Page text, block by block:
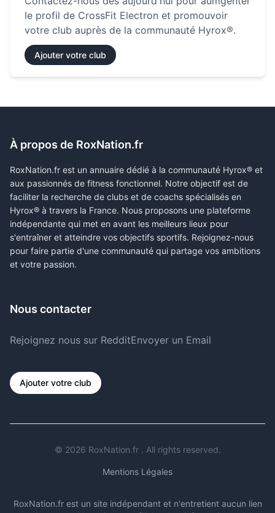
le profil de CrossFit Electron et promouvoir
votre club auprès de la communauté Hyrox®.
Ajouter votre club
À propos de RoxNation.fr
RoxNation.fr est un annuaire dédié à la communauté Hyrox® et
aux passionnés de fitness fonctionnel. Notre objectif est de
faciliter la recherche de clubs et de coachs spécialisés en
Hyrox® à travers la France. Nous proposons une plateforme
indépendante qui met en avant les meilleurs lieux pour
s'entraîner et atteindre vos objectifs sportifs. Rejoignez-nous
pour faire partie d'une communauté qui partage vos ambitions
et votre passion.
Nous contacter
Rejoignez nous sur RedditEnvoyer un Email
Ajouter votre club
© 2026 RoxNation.fr . All rights reserved.
Mentions Légales
RoxNation.fr est un site indépendant et n'entretient aucun lien